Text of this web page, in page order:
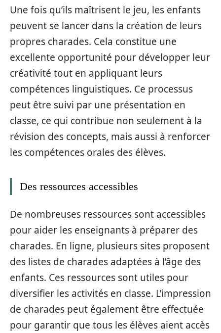
Une fois qu’ils maîtrisent le jeu, les enfants
peuvent se lancer dans la création de leurs
propres charades. Cela constitue une
excellente opportunité pour développer leur
créativité tout en appliquant leurs
compétences linguistiques. Ce processus
peut être suivi par une présentation en
classe, ce qui contribue non seulement à la
révision des concepts, mais aussi à renforcer
les compétences orales des élèves.
Des ressources accessibles
De nombreuses ressources sont accessibles
pour aider les enseignants à préparer des
charades. En ligne, plusieurs sites proposent
des listes de charades adaptées à l’âge des
enfants. Ces ressources sont utiles pour
diversifier les activités en classe. L’impression
de charades peut également être effectuée
pour garantir que tous les élèves aient accès